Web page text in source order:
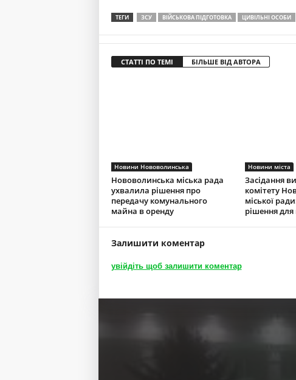
ТЕГИ ЗСУ ВІЙСЬКОВА ПІДГОТОВКА ЦИВІЛЬНІ ОСОБИ
СТАТТІ ПО ТЕМІ БІЛЬШЕ ВІД АВТОРА
Новини Нововолинська
Нововолинська міська рада
ухвалила рішення про
передачу комунального
майна в оренду
Новини міста
Засідання
комітету
міської
рішення
Залишити коментар
увійдіть щоб залишити коментар